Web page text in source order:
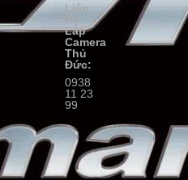
Liên
Hệ
Lắp
Camera
Thủ
Đức:
0938
11 23
99